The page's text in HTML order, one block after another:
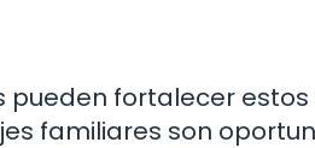
fortalecer estos
familiares son